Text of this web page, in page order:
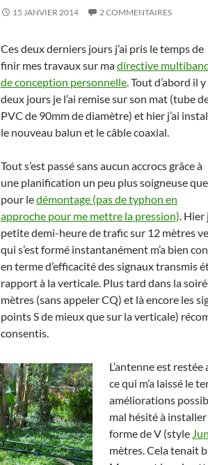
15 JANVIER 2014 2 COMMENTAIRES
Ces deux derniers jours j’ai pris le temps de
finir mes travaux sur madirective
de conception personnelle. Tout d’abord il y
deux jours je l’ai remise sur son mat (tube
PVC de 90mm de diamètre) et hier j’ai
le nouveau balun et le câble coaxial.
Tout s’est passé sans aucun accrocs grâce à
une planification un peu plus soigneuse que
pour ledémontage (pas de typhon en
approche pour me mettre la pression). Hier
petite demi-heure de trafic sur 12 mètres
qui s’est formé instantanément m’a bien
en terme d’efficacité des signaux transmis
rapport à la verticale. Plus tard dans la
mètres (sans appeler CQ) et là encore les
points S de mieux que sur la verticale)
consentis.
L’antenne est
ce qui m’a laissé le
améliorations
mal hésité à
forme de V (style
mètres. Cela tenait